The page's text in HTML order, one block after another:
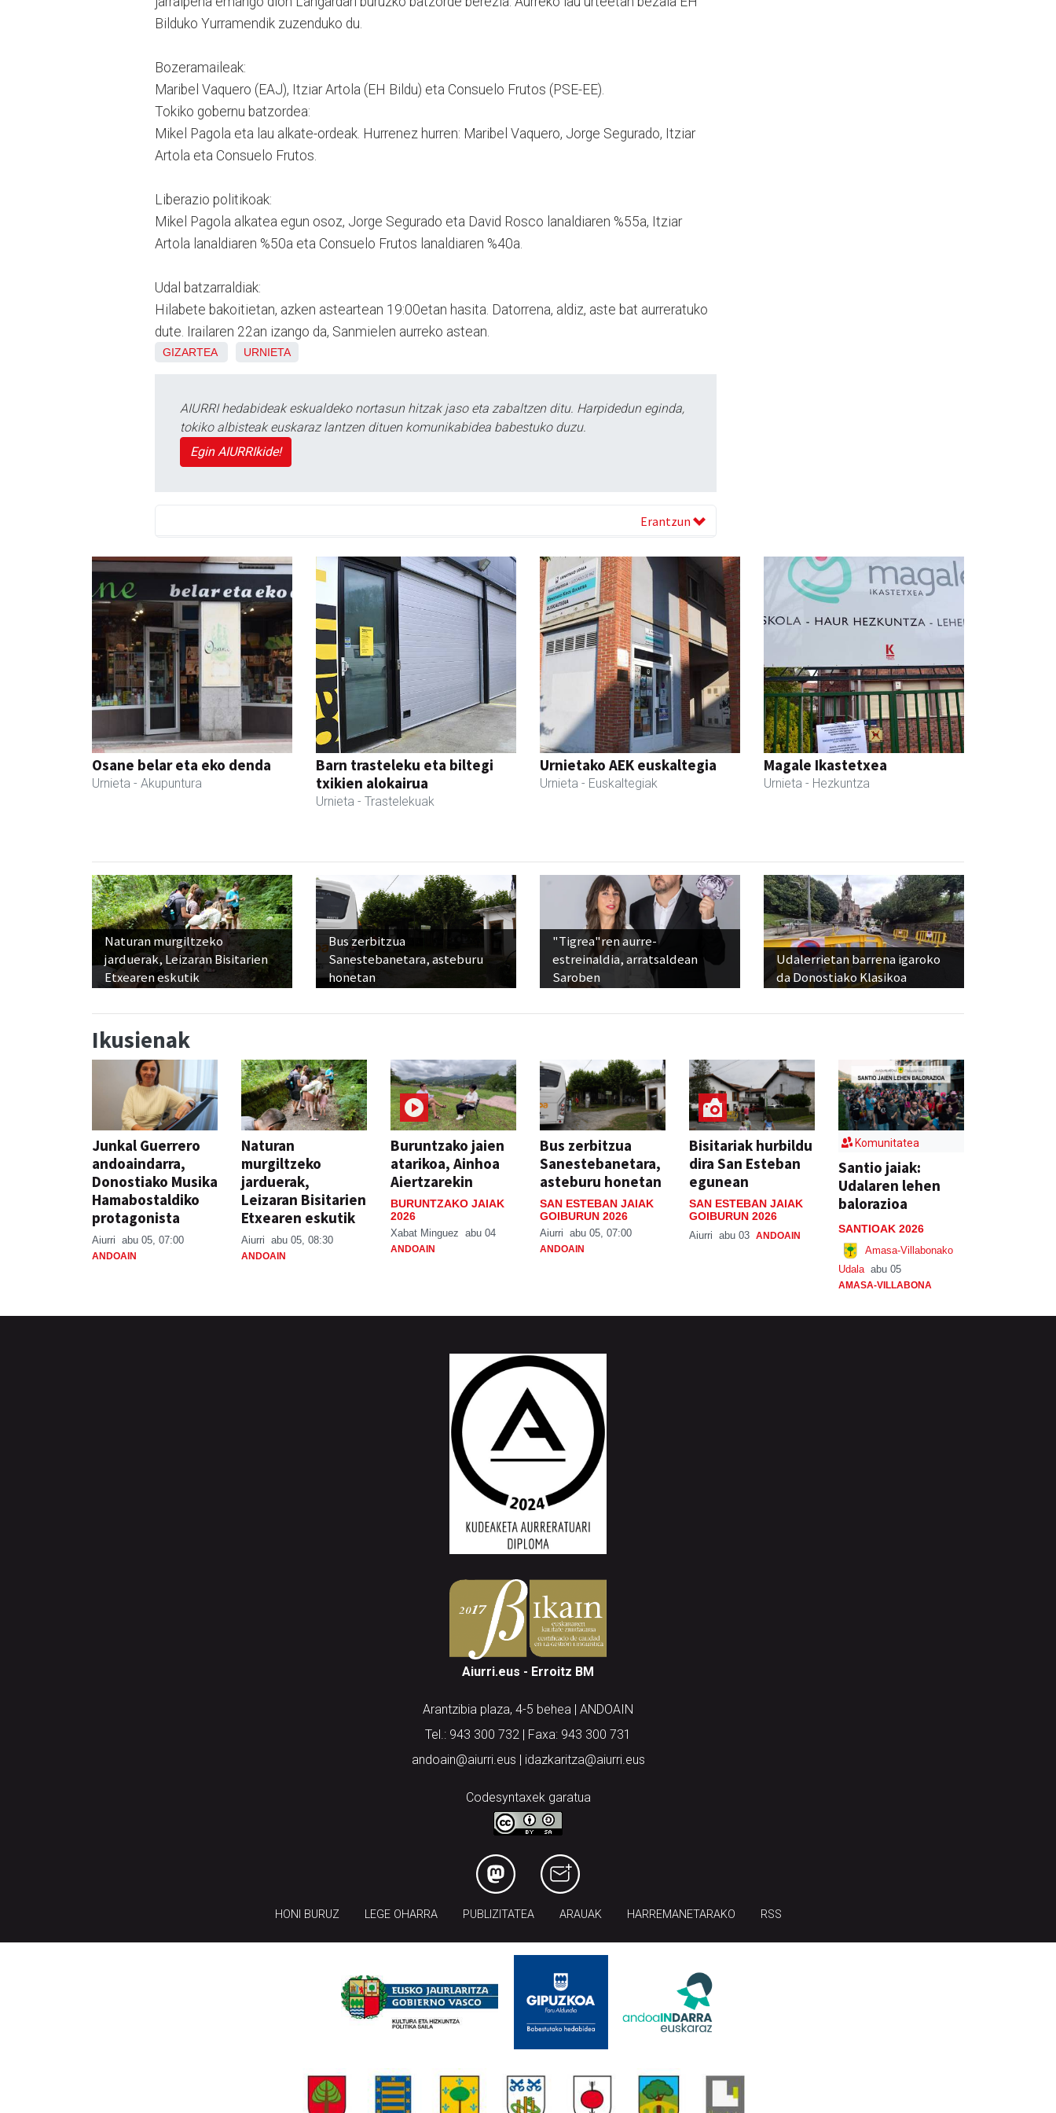
Bilduko Yurramendik zuzenduko du.
Bozeramaileak:
Maribel Vaquero (EAJ), Itziar Artola (EH Bildu) eta Consuelo Frutos (PSE-EE).
Tokiko gobernu batzordea:
Mikel Pagola eta lau alkate-ordeak. Hurrenez hurren: Maribel Vaquero, Jorge Segurado, Itziar
Artola eta Consuelo Frutos.
Liberazio politikoak:
Mikel Pagola alkatea egun osoz, Jorge Segurado eta David Rosco lanaldiaren %55a, Itziar
Artola lanaldiaren %50a eta Consuelo Frutos lanaldiaren %40a.
Udal batzarraldiak:
Hilabete bakoitietan, azken asteartean 19:00etan hasita. Datorrena, aldiz, aste bat aurreratuko
dute. Irailaren 22an izango da, Sanmielen aurreko astean.
GIZARTEA URNIETA
AIURRI hedabideak eskualdeko nortasun hitzak jaso eta zabaltzen ditu. Harpidedun eginda,
tokiko albisteak euskaraz lantzen dituen komunikabidea babestuko duzu.
Egin AIURRIkide!
Erantzun
Osane belar eta eko denda
Urnieta - Akupuntura
Barn trasteleku eta biltegi
txikien alokairua
Urnieta - Trastelekuak
Urnietako AEK euskaltegia
Urnieta - Euskaltegiak
Magale Ikastetxea
Urnieta - Hezkuntza
Naturan murgiltzeko
jarduerak, Leizaran Bisitarien
Etxearen eskutik
Bus zerbitzua
Sanestebanetara, asteburu
honetan
"Tigrea"ren aurre-
estreinaldia, arratsaldean
Saroben
Udalerrietan barrena igaroko
da Donostiako Klasikoa
Ikusienak
Junkal Guerrero
andoaindarra,
Donostiako Musika
Hamabostaldiko
protagonista
Aiurri abu 05, 07:00
ANDOAIN
Naturan
murgiltzeko
jarduerak,
Leizaran Bisitarien
Etxearen eskutik
Aiurri abu 05, 08:30
ANDOAIN
Buruntzako jaien
atarikoa, Ainhoa
Aiertzarekin
BURUNTZAKO JAIAK
2026
Xabat Minguez abu 04
ANDOAIN
Bus zerbitzua
Sanestebanetara,
asteburu honetan
SAN ESTEBAN JAIAK
GOIBURUN 2026
Aiurri abu 05, 07:00
ANDOAIN
Bisitariak hurbildu
dira San Esteban
egunean
SAN ESTEBAN JAIAK
GOIBURUN 2026
Aiurri abu 03 ANDOAIN
Komunitatea
Santio jaiak:
Udalaren lehen
balorazioa
SANTIOAK 2026
Amasa-Villabonako
Udala abu 05
AMASA-VILLABONA
Aiurri.eus - Erroitz BM
Arantzibia plaza, 4-5 behea | ANDOAIN
Tel.: 943 300 732 | Faxa: 943 300 731
andoain@aiurri.eus | idazkaritza@aiurri.eus
Codesyntaxek garatua
HONI BURUZ LEGE OHARRA PUBLIZITATEA ARAUAK HARREMANETARAKO RSS